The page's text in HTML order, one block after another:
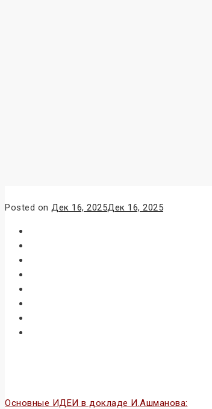
Posted on Дек 16, 2025Дек 16, 2025
Основные ИДЕИ в докладе И.Ашманова: